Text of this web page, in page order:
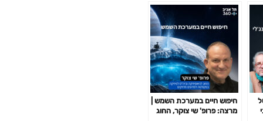
חיפוש חיים במערכת השמש |
מרצה: פרופ' שי צוקר, החוג